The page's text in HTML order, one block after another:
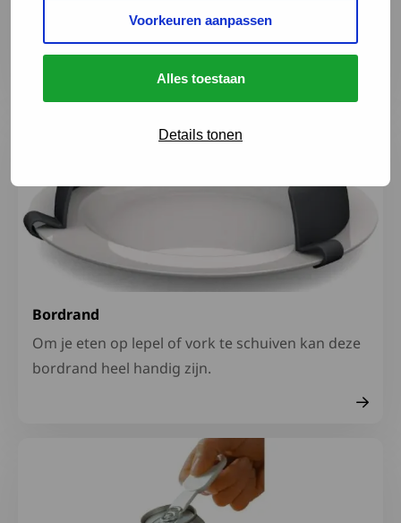
Voorkeuren aanpassen
Alles toestaan
Details tonen
een heerlijke kop thee: thee-ei opendraaien +
thee scheppen +...
Bordrand
Om je eten op lepel of vork te schuiven kan deze
bordrand heel handig zijn.
Lees meer over Opener voor blikjes